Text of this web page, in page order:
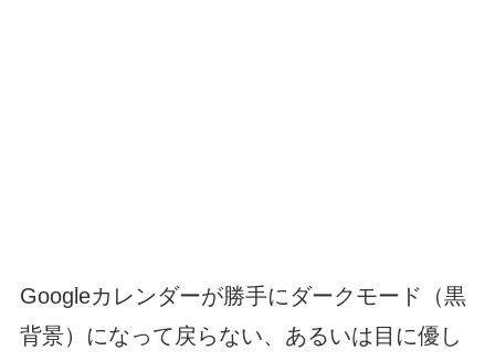
Googleカレンダーが勝手にダークモード（黒
背景）になって戻らない、あるいは目に優し